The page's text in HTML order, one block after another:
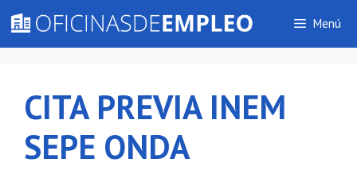
contenido
Menú
CITA PREVIA INEM
SEPE ONDA